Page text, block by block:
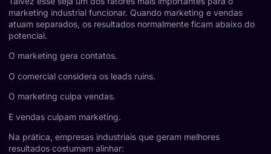
marketing industrial funcionar. Quando marketing e vendas
atuam separados, os resultados normalmente ficam abaixo do
potencial.
O marketing gera contatos.
O comercial considera os leads ruins.
O marketing culpa vendas.
E vendas culpam marketing.
Na prática, empresas industriais que geram melhores
resultados costumam alinhar: